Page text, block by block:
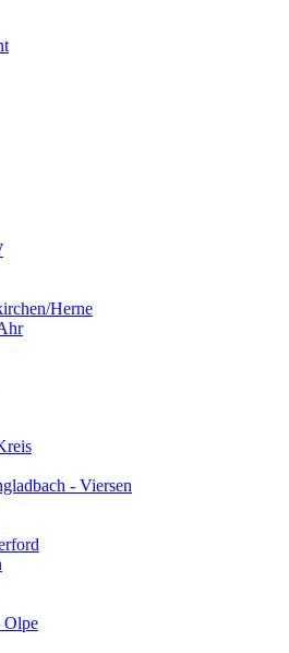
Herne
- Viersen
Olpe